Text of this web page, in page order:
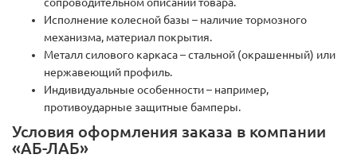
Исполнение колесной базы – наличие тормозного
механизма, материал покрытия.
Металл силового каркаса – стальной (окрашенный) или
нержавеющий профиль.
Индивидуальные особенности – например,
противоударные защитные бамперы.
Условия оформления заказа в компании
«АБ-ЛАБ»